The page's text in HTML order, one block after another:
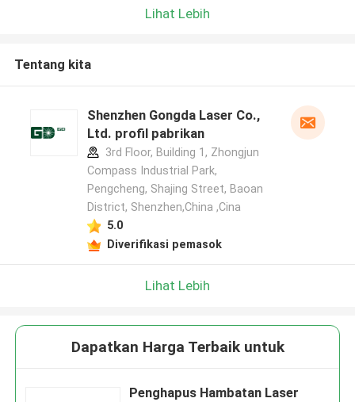
Lihat Lebih
Tentang kita
Shenzhen Gongda Laser Co.,
Ltd. profil pabrikan
3rd Floor, Building 1, Zhongjun
Compass Industrial Park,
Pengcheng, Shajing Street, Baoan
District, Shenzhen,China ,Cina
5.0
Diverifikasi pemasok
Lihat Lebih
Dapatkan Harga Terbaik untuk
Penghapus Hambatan Laser